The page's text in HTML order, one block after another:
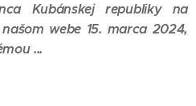
Kubánskej republiky na
webe 15. marca 2024,
...